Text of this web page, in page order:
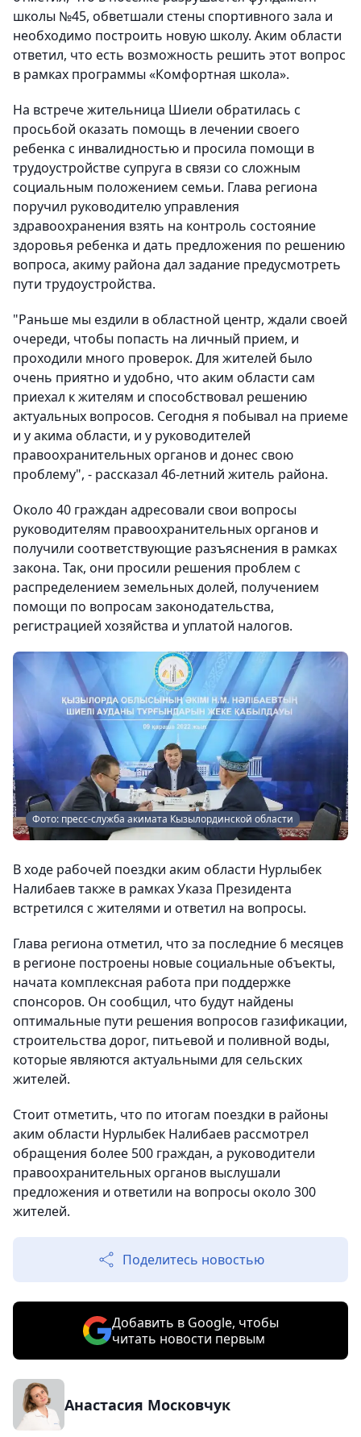
школы №45, обветшали стены спортивного зала и
необходимо построить новую школу. Аким области
ответил, что есть возможность решить этот вопрос
в рамках программы «Комфортная школа».
На встрече жительница Шиели обратилась с
просьбой оказать помощь в лечении своего
ребенка с инвалидностью и просила помощи в
трудоустройстве супруга в связи со сложным
социальным положением семьи. Глава региона
поручил руководителю управления
здравоохранения взять на контроль состояние
здоровья ребенка и дать предложения по решению
вопроса, акиму района дал задание предусмотреть
пути трудоустройства.
"Раньше мы ездили в областной центр, ждали своей
очереди, чтобы попасть на личный прием, и
проходили много проверок. Для жителей было
очень приятно и удобно, что аким области сам
приехал к жителям и способствовал решению
актуальных вопросов. Сегодня я побывал на приеме
и у акима области, и у руководителей
правоохранительных органов и донес свою
проблему", - рассказал 46-летний житель района.
Около 40 граждан адресовали свои вопросы
руководителям правоохранительных органов и
получили соответствующие разъяснения в рамках
закона. Так, они просили решения проблем с
распределением земельных долей, получением
помощи по вопросам законодательства,
регистрацией хозяйства и уплатой налогов.
Фото: пресс-служба акимата Кызылординской области
В ходе рабочей поездки аким области Нурлыбек
Налибаев также в рамках Указа Президента
встретился с жителями и ответил на вопросы.
Глава региона отметил, что за последние 6 месяцев
в регионе построены новые социальные объекты,
начата комплексная работа при поддержке
спонсоров. Он сообщил, что будут найдены
оптимальные пути решения вопросов газификации,
строительства дорог, питьевой и поливной воды,
которые являются актуальными для сельских
жителей.
Стоит отметить, что по итогам поездки в районы
аким области Нурлыбек Налибаев рассмотрел
обращения более 500 граждан, а руководители
правоохранительных органов выслушали
предложения и ответили на вопросы около 300
жителей.
Поделитесь новостью
Добавить в Google, чтобы
читать новости первым
Анастасия Московчук